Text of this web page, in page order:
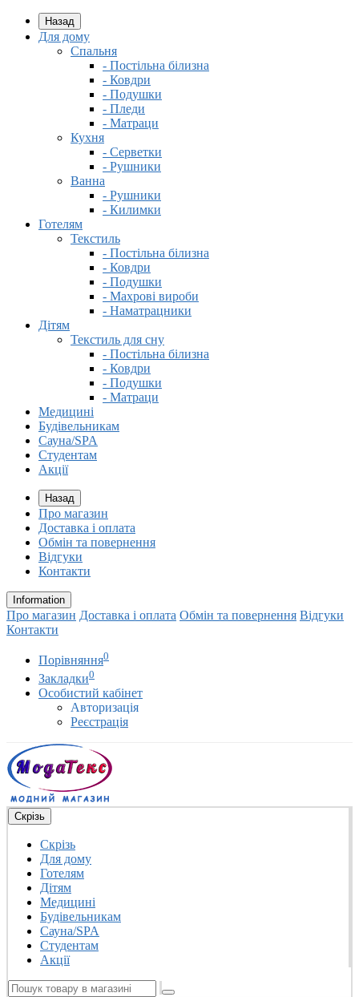
Назад
Для дому
Спальня
- Постільна білизна
- Ковдри
- Подушки
- Пледи
- Матраци
Кухня
- Серветки
- Рушники
Ванна
- Рушники
- Килимки
Готелям
Текстиль
- Постільна білизна
- Ковдри
- Подушки
- Махрові вироби
- Наматрацники
Дітям
Текстиль для сну
- Постільна білизна
- Ковдри
- Подушки
- Матраци
Медицині
Будівельникам
Сауна/SPA
Студентам
Акції
Назад
Про магазин
Доставка і оплата
Обмін та повернення
Відгуки
Контакти
Information
Про магазин Доставка і оплата Обмін та повернення Відгуки
Контакти
Порівняння0
Закладки0
Особистий кабінет
Авторизація
Реєстрація
Скрізь
Скрізь
Для дому
Готелям
Дітям
Медицині
Будівельникам
Сауна/SPA
Студентам
Акції